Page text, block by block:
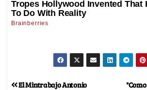
El Mintrabajo Antonio